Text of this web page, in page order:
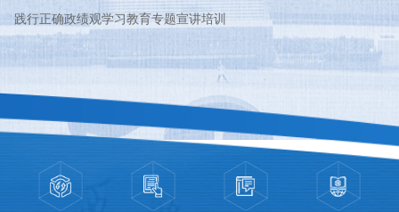
践行正确政绩观学习教育专题宣讲培训